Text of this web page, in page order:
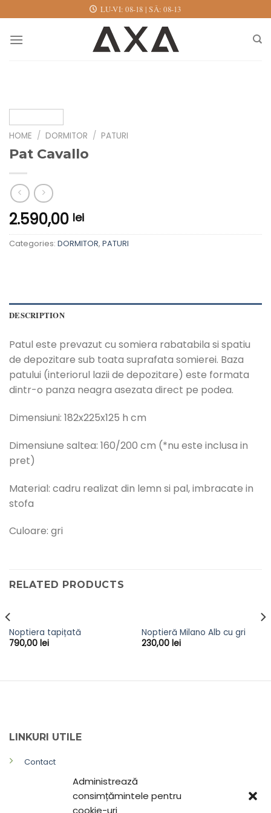
Administrează
consimțămintele pentru
cookie-uri
to
content
LU-VI: 08-18 | SÂ: 08-13
HOME / DORMITOR / PATURI
Pat Cavallo
2.590,00 lei
Categories: DORMITOR, PATURI
DESCRIPTION
Patul este prevazut cu somiera rabatabila si spatiu
de depozitare sub toata suprafata somierei. Baza
patului (interiorul lazii de depozitare) este formata
dintr-o panza neagra asezata direct pe podea.
Dimensiuni: 182x225x125 h cm
Dimensiune saltea: 160/200 cm (*nu este inclusa in
pret)
Material: cadru realizat din lemn si pal, imbracate in
stofa
Culoare: gri
RELATED PRODUCTS
Noptiera tapițată
790,00 lei
Noptieră Milano Alb cu gri
230,00 lei
LINKURI UTILE
Contact
Politica de confidențialitate
Termeni și Condiții